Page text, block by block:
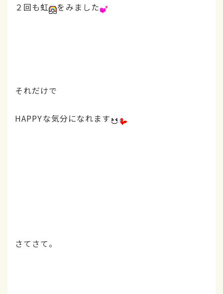
２回も虹 をみました
それだけで
HAPPYな気分になれます
さてさて。